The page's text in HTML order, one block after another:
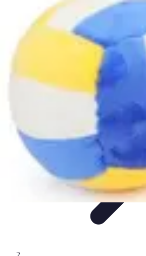
TendancesActualités et Résultats
ChampionnatsCompétitions